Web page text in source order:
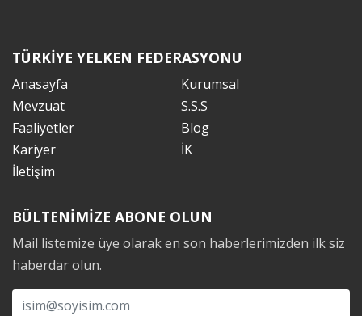
TÜRKİYE YELKEN FEDERASYONU
Anasayfa
Kurumsal
Mevzuat
S.S.S
Faaliyetler
Blog
Kariyer
İK
İletişim
BÜLTENİMİZE ABONE OLUN
Mail listemize üye olarak en son haberlerimizden ilk siz
haberdar olun.